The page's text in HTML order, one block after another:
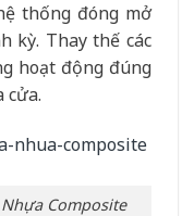
thống đóng mở
kỳ. Thay thế các
hoạt động đúng
cửa.
Composite